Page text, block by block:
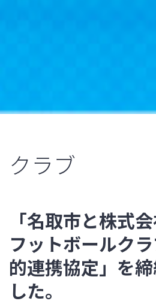
クラブ
「名取市と株式
フットボールク
的連携協定」を
した。